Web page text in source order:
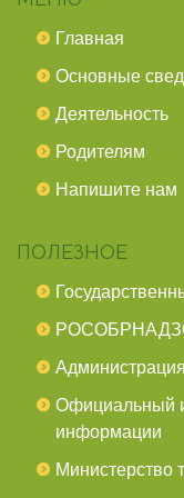
Главная
Основные
Деятельность
Родителям
Напишите нам
ПОЛЕЗНОЕ
Официальный
информации
Министерство